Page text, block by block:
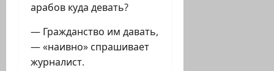
арабов куда девать?
— Гражданство им давать,
— «наивно» спрашивает
журналист.